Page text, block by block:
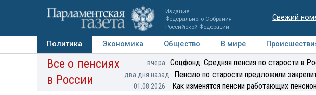
Издание
Федерального Собрания
Российской Федерации
Свежий
Политика Экономика Общество В мире
Авторы Персоны Мнения Регионы Медиацентр
Все о пенсиях
в России
вчера Соцфонд: Средняя пенсия по старости в
два дня назад Пенсию по старости предложили
01.08.2026 Как изменятся пенсии работающих